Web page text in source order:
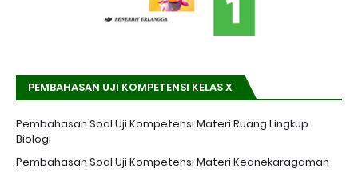
PEMBAHASAN UJI KOMPETENSI KELAS X
Pembahasan Soal Uji Kompetensi Materi Ruang Lingkup
Biologi
Pembahasan Soal Uji Kompetensi Materi Keanekaragaman